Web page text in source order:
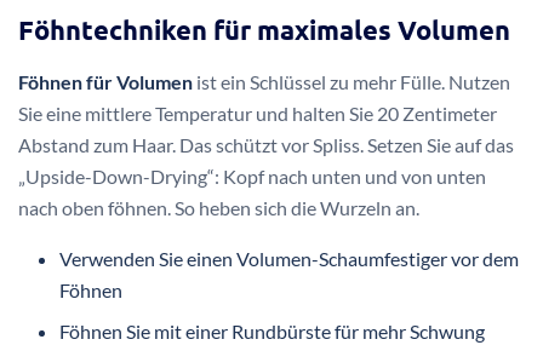
Föhntechniken für maximales Volumen
Föhnen für Volumen ist ein Schlüssel zu mehr Fülle. Nutzen
Sie eine mittlere Temperatur und halten Sie 20 Zentimeter
Abstand zum Haar. Das schützt vor Spliss. Setzen Sie auf das
„Upside-Down-Drying“: Kopf nach unten und von unten
nach oben föhnen. So heben sich die Wurzeln an.
Verwenden Sie einen Volumen-Schaumfestiger vor dem
Föhnen
Föhnen Sie mit einer Rundbürste für mehr Schwung